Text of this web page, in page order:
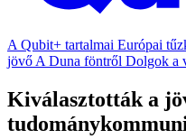
A Qubit+ tartalmai Európai
jövő A Duna föntről Dolgok a
Kiválasztották a